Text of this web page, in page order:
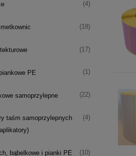
(4)
(18)
(17)
PE (1)
samoprzylepne (22)
taśm samoprzylepnych
(4)
bąbelkowe i pianki PE (10)